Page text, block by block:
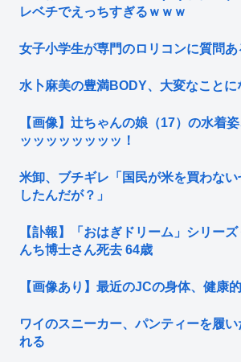
レベチでえっちすぎるｗｗｗ
女子小学生が専門のロリコンに質問あ
水卜麻美の豊満BODY、大変なことに
【画像】辻ちゃんの娘（17）の水着
ッッッッッッッッ！
米卸、ブチギレ「国民が米を買わな
したんだが？」
【訃報】「おはぎドリーム」シリー
んち博士さん死去 64歳
【画像あり】最近のJCの身体、健康
ワイのスニーカー、パンティーを履
れる